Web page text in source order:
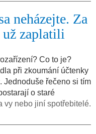
neházejte. Za
zaplatili
Co to je?
při zkoumání účtenky
Jednoduše řečeno si tím
o staré
vy nebo jiní spotřebitelé.